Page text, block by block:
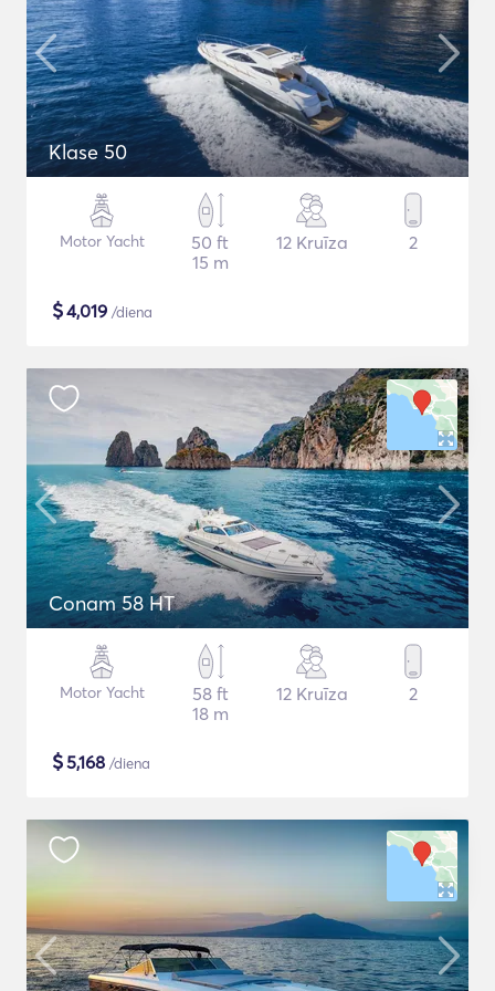
Klase 50
Motor Yacht
50 ft
15 m
12 Kruīza 2
$4,019 /diena
Conam 58 HT
Motor Yacht
58 ft
18 m
12 Kruīza 2
$5,168 /diena